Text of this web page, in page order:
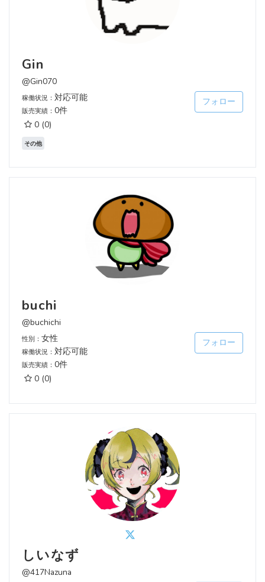
Gin
@Gin070
稼働状況： 対応可能
販売実績： 0件
0 (0)
フォロー
その他
buchi
@buchichi
性別： 女性
稼働状況： 対応可能
販売実績： 0件
0 (0)
フォロー
しいなず
@417Nazuna